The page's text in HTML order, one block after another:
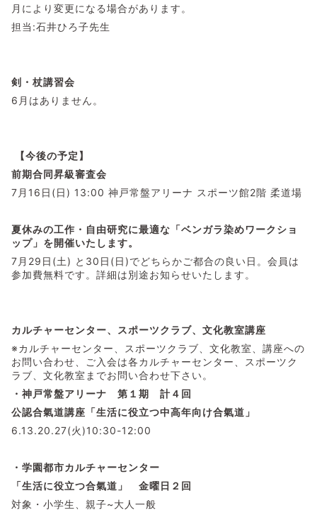
月により変更になる場合があります。
担当:石井ひろ子先生
剣・杖講習会
6月はありません。
【今後の予定】
前期合同昇級審査会
7月16日(日) 13:00 神戸常盤アリーナ スポーツ館2階 柔道場
夏休みの工作・自由研究に最適な「ベンガラ染めワークショ
ップ」を開催いたします。
7月29日(土) と30日(日)でどちらかご都合の良い日。会員は
参加費無料です。詳細は別途お知らせいたします。
カルチャーセンター、スポーツクラブ、文化教室講座
※カルチャーセンター、スポーツクラブ、文化教室、講座への
お問い合わせ、ご入会は各カルチャーセンター、スポーツク
ラブ、文化教室までお問い合わせ下さい。
・神戸常盤アリーナ 第１期 計４回
公認合氣道講座「生活に役立つ中高年向け合氣道」
6.13.20.27(火)10:30-12:00
・学園都市カルチャーセンター
「生活に役立つ合氣道」 金曜日２回
対象・小学生、親子~大人一般